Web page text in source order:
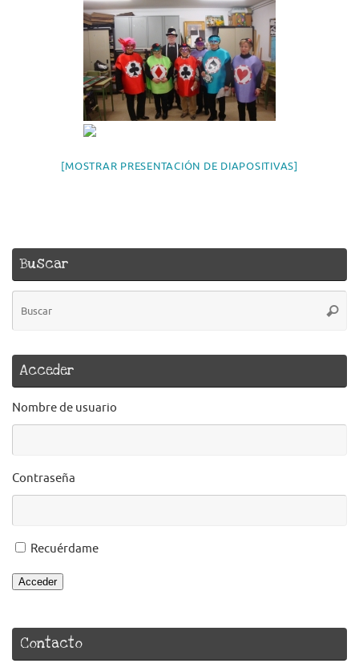
[MOSTRAR PRESENTACIÓN DE DIAPOSITIVAS]
Buscar
Acceder
Nombre de usuario
Contraseña
Recuérdame
Acceder
Contacto